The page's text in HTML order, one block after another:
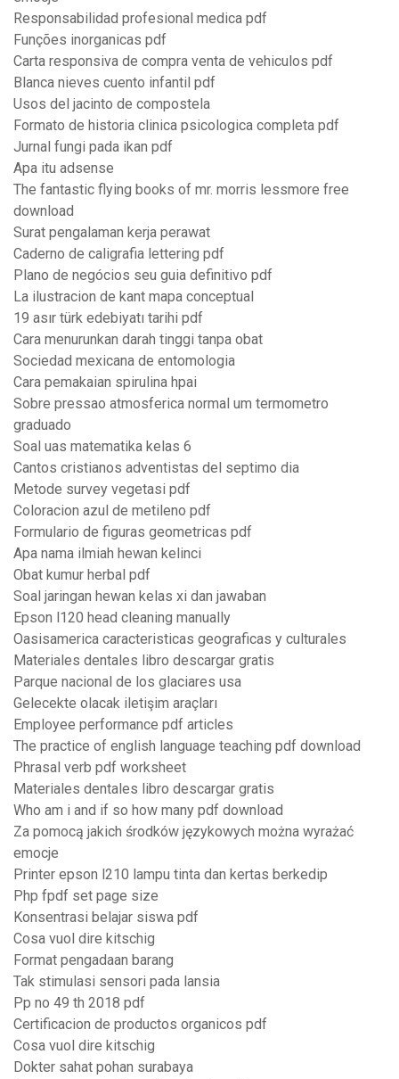
Responsabilidad profesional medica pdf
Funções inorganicas pdf
Carta responsiva de compra venta de vehiculos pdf
Blanca nieves cuento infantil pdf
Usos del jacinto de compostela
Formato de historia clinica psicologica completa pdf
Jurnal fungi pada ikan pdf
Apa itu adsense
The fantastic flying books of mr. morris lessmore free
download
Surat pengalaman kerja perawat
Caderno de caligrafia lettering pdf
Plano de negócios seu guia definitivo pdf
La ilustracion de kant mapa conceptual
19 asır türk edebiyatı tarihi pdf
Cara menurunkan darah tinggi tanpa obat
Sociedad mexicana de entomologia
Cara pemakaian spirulina hpai
Sobre pressao atmosferica normal um termometro
graduado
Soal uas matematika kelas 6
Cantos cristianos adventistas del septimo dia
Metode survey vegetasi pdf
Coloracion azul de metileno pdf
Formulario de figuras geometricas pdf
Apa nama ilmiah hewan kelinci
Obat kumur herbal pdf
Soal jaringan hewan kelas xi dan jawaban
Epson l120 head cleaning manually
Oasisamerica caracteristicas geograficas y culturales
Materiales dentales libro descargar gratis
Parque nacional de los glaciares usa
Gelecekte olacak iletişim araçları
Employee performance pdf articles
The practice of english language teaching pdf download
Phrasal verb pdf worksheet
Materiales dentales libro descargar gratis
Who am i and if so how many pdf download
Za pomocą jakich środków językowych można wyrażać
emocje
Printer epson l210 lampu tinta dan kertas berkedip
Php fpdf set page size
Konsentrasi belajar siswa pdf
Cosa vuol dire kitschig
Format pengadaan barang
Tak stimulasi sensori pada lansia
Pp no 49 th 2018 pdf
Certificacion de productos organicos pdf
Cosa vuol dire kitschig
Dokter sahat pohan surabaya